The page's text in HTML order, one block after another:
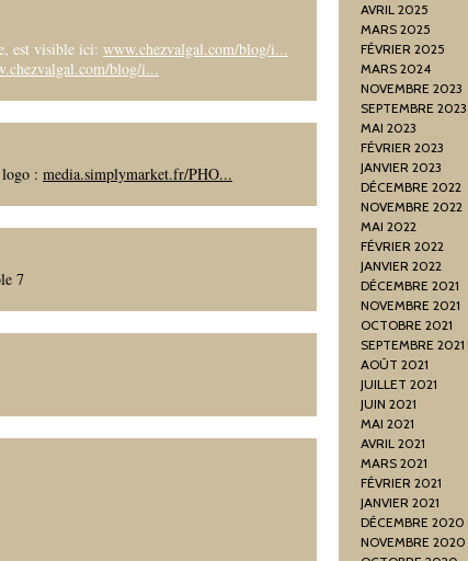
est visible ici: www.chezvalgal.com/blog/i...
blog/i...
: media.simplymarket.fr/PHO...
7
AVRIL 2025
MARS 2025
FÉVRIER 2025
MARS 2024
NOVEMBRE 2023
SEPTEMBRE 2023
MAI 2023
FÉVRIER 2023
JANVIER 2023
DÉCEMBRE 2022
NOVEMBRE 2022
MAI 2022
FÉVRIER 2022
JANVIER 2022
DÉCEMBRE 2021
NOVEMBRE 2021
OCTOBRE 2021
SEPTEMBRE 2021
AOÛT 2021
JUILLET 2021
JUIN 2021
MAI 2021
AVRIL 2021
MARS 2021
FÉVRIER 2021
JANVIER 2021
DÉCEMBRE 2020
NOVEMBRE 2020